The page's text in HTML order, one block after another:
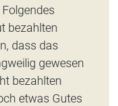
bezahlten
dass das
gewesen
bezahlten
etwas Gutes